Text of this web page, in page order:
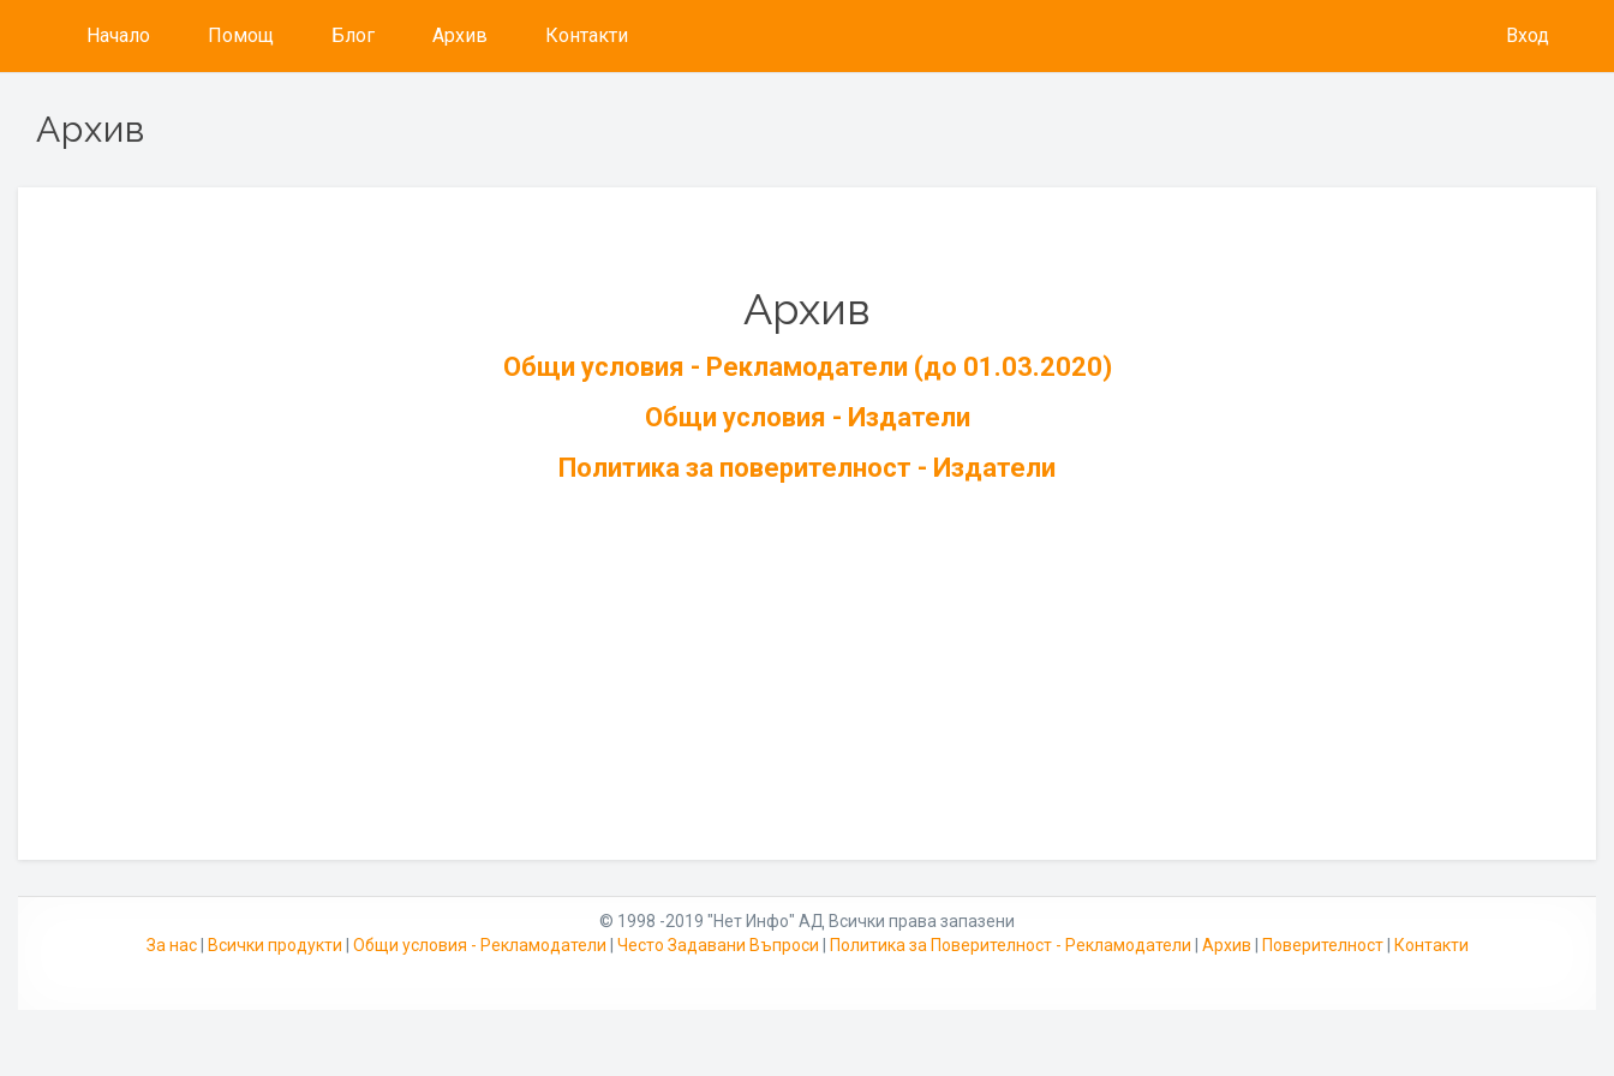
Начало Помощ Блог Архив Контакти Вход
Архив
Архив
Общи условия - Рекламодатели (до 01.03.2020)
Общи условия - Издатели
Политика за поверителност - Издатели
© 1998 -2019 "Нет Инфо" АД Всички права запазени
За нас| Всички продукти Общи условия - Рекламодатели Често Задавани Въпроси Политика за Поверителност - Рекламодатели Архив Поверителност| Контакти